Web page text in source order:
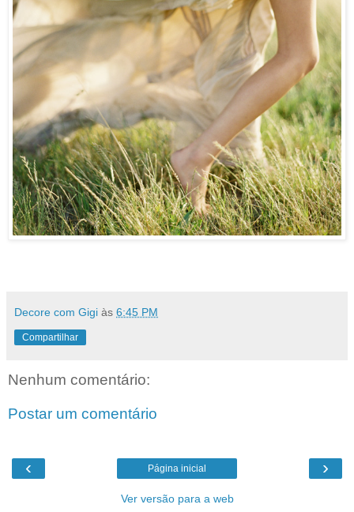
Decore com Gigi às 6:45 PM
Compartilhar
Nenhum comentário:
Postar um comentário
‹ ›
Página inicial
Ver versão para a web